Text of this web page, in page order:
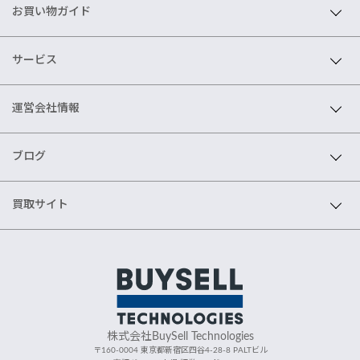
お買い物ガイド
サービス
運営会社情報
ブログ
買取サイト
株式会社BuySell Technologies
〒160-0004 東京都新宿区四谷4-28-8 PALTビル